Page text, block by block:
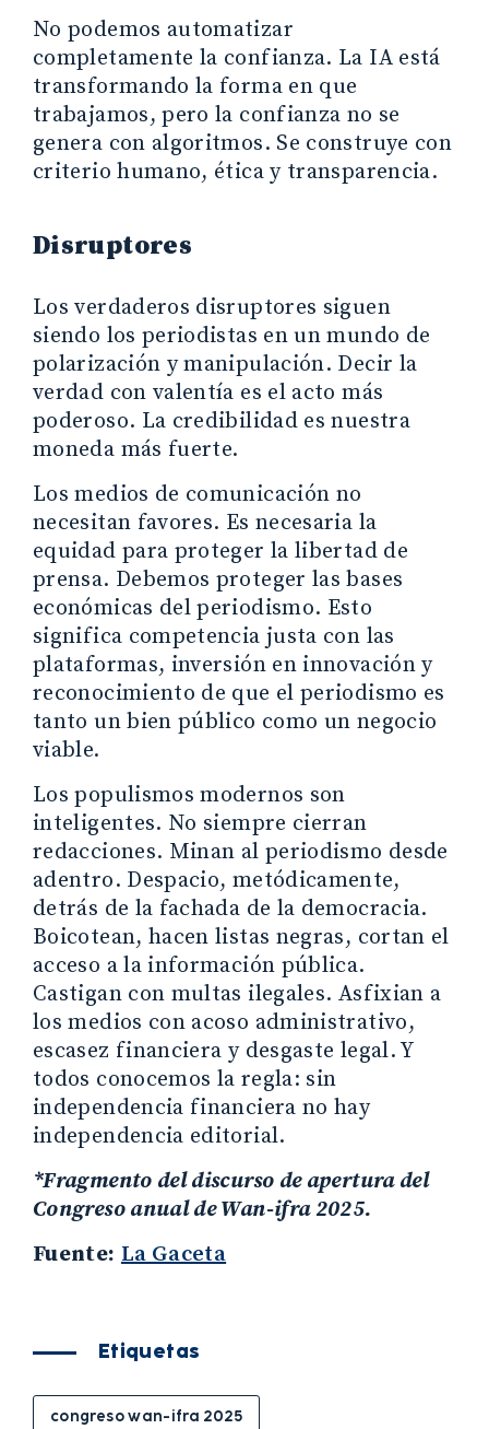
No podemos automatizar
completamente la confianza. La IA está
transformando la forma en que
trabajamos, pero la confianza no se
genera con algoritmos. Se construye con
criterio humano, ética y transparencia.
Disruptores
Los verdaderos disruptores siguen
siendo los periodistas en un mundo de
polarización y manipulación. Decir la
verdad con valentía es el acto más
poderoso. La credibilidad es nuestra
moneda más fuerte.
Los medios de comunicación no
necesitan favores. Es necesaria la
equidad para proteger la libertad de
prensa. Debemos proteger las bases
económicas del periodismo. Esto
significa competencia justa con las
plataformas, inversión en innovación y
reconocimiento de que el periodismo es
tanto un bien público como un negocio
viable.
Los populismos modernos son
inteligentes. No siempre cierran
redacciones. Minan al periodismo desde
adentro. Despacio, metódicamente,
detrás de la fachada de la democracia.
Boicotean, hacen listas negras, cortan el
acceso a la información pública.
Castigan con multas ilegales. Asfixian a
los medios con acoso administrativo,
escasez financiera y desgaste legal. Y
todos conocemos la regla: sin
independencia financiera no hay
independencia editorial.
*Fragmento del discurso de apertura del
Congreso anual de Wan-ifra 2025.
Fuente: La Gaceta
Etiquetas
congreso wan-ifra 2025